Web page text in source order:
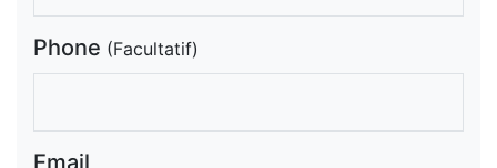
Phone (Facultatif)